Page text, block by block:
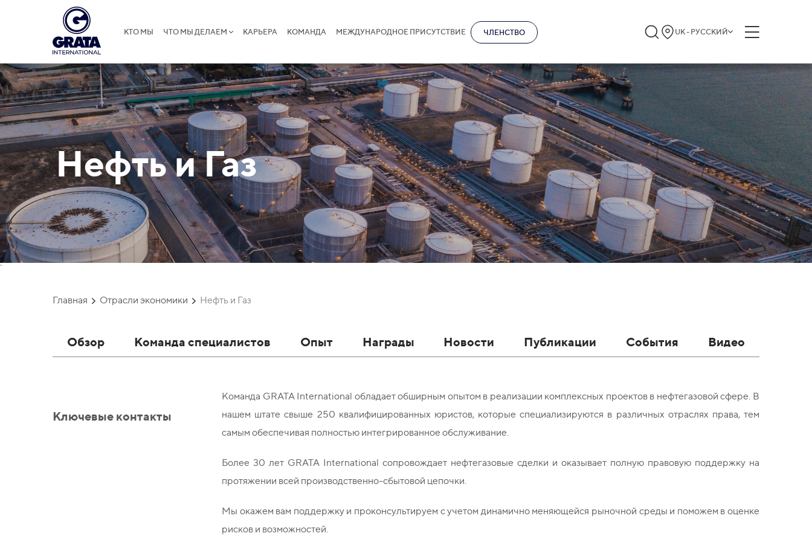
КТО МЫ ЧТО МЫ ДЕЛАЕМ КАРЬЕРА КОМАНДА МЕЖДУНАРОДНОЕ ПРИСУТСТВИЕ ЧЛЕНСТВО UK - РУССКИЙ
Нефть и Газ
`
Главная Отрасли экономики Нефть и Газ
Обзор Команда специалистов Опыт Награды Новости Публикации События Видео
Ключевые контакты
Команда GRATA International обладает обширным опытом в реализации комплексных проектов в нефтегазовой сфере. В
нашем штате свыше 250 квалифицированных юристов, которые специализируются в различных отраслях права, тем
самым обеспечивая полностью интегрированное обслуживание.
Более 30 лет GRATA International сопровождает нефтегазовые сделки и оказывает полную правовую поддержку на
протяжении всей производственно-сбытовой цепочки.
Мы окажем вам поддержку и проконсультируем с учетом динамично меняющейся рыночной среды и поможем в оценке
рисков и возможностей.